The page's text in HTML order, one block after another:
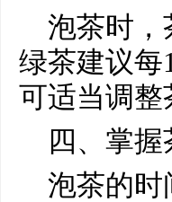
泡茶时，
绿茶建议每
可适当调整
四、掌
泡茶的时